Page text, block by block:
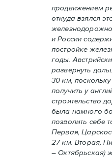
продвижением
откуда взялся
и России
постройке
годы.
развернуть
30 км,
получить у
строительство
была намного
позволить себе
Первая,
27 км. Вторая,
– Октябрьская)